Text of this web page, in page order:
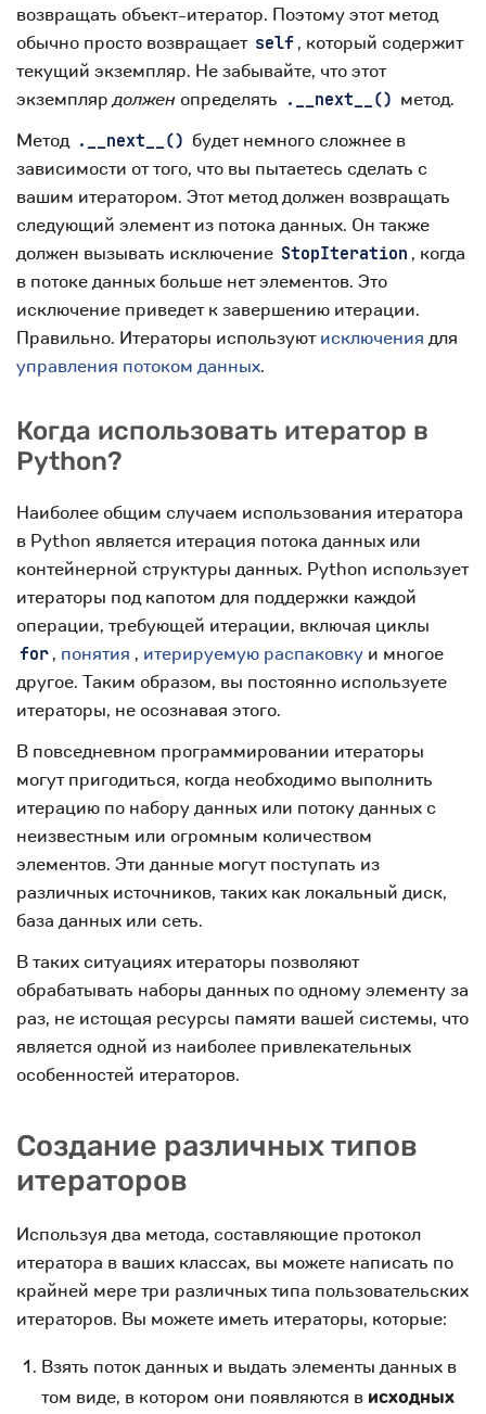
возвращать объект-итератор. Поэтому этот метод
обычно просто возвращает self , который содержит
текущий экземпляр. Не забывайте, что этот
экземплярдолжен определять .__next__() метод.
Метод .__next__() будет немного сложнее в
зависимости от того, что вы пытаетесь сделать с
вашим итератором. Этот метод должен возвращать
следующий элемент из потока данных. Он также
должен вызывать исключение StopIteration , когда
в потоке данных больше нет элементов. Это
исключение приведет к завершению итерации.
Правильно. Итераторы используютисключениядля
управления потоком данных.
Когда использовать итератор в
Python?
Наиболее общим случаем использования итератора
в Python является итерация потока данных или
контейнерной структуры данных. Python использует
итераторы под капотом для поддержки каждой
операции, требующей итерации, включая циклы
for , понятия , итерируемую распаковку и многое
другое. Таким образом, вы постоянно используете
итераторы, не осознавая этого.
В повседневном программировании итераторы
могут пригодиться, когда необходимо выполнить
итерацию по набору данных или потоку данных с
неизвестным или огромным количеством
элементов. Эти данные могут поступать из
различных источников, таких как локальный диск,
база данных или сеть.
В таких ситуациях итераторы позволяют
обрабатывать наборы данных по одному элементу за
раз, не истощая ресурсы памяти вашей системы, что
является одной из наиболее привлекательных
особенностей итераторов.
Создание различных типов
итераторов
Используя два метода, составляющие протокол
итератора в ваших классах, вы можете написать по
крайней мере три различных типа пользовательских
итераторов. Вы можете иметь итераторы, которые:
Взять поток данных и выдать элементы данных в
том виде, в котором они появляются в исходных